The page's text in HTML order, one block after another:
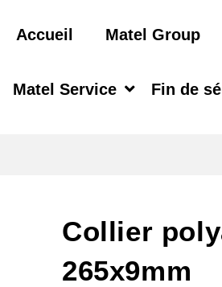
Accueil Matel Group
Matel Service Fin de
Collier
265x9mm